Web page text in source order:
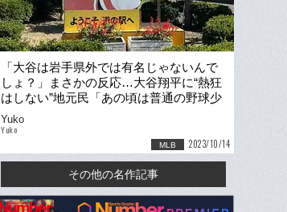
「大谷は岩手県外では有名じゃないんで
しょ？」まさかの反応…大谷翔平に“熱狂
はしない”地元民「あの頃は普通の野球少
年に見えてたけどなあ」
Yuko
Yuko
MLB 2023/10/14
その他の名作記事